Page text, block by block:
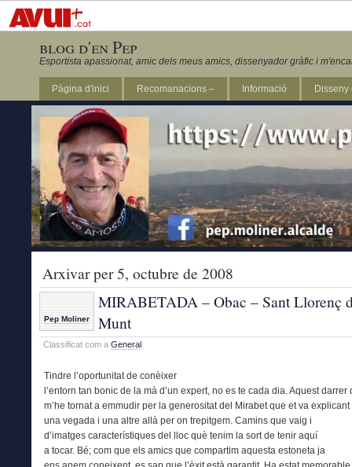
blog d'en Pep
Esportista apassionat, amic dels meus amics, dissenyador gràfic i
Pàgina d'inici Recomanacions – Informació
Revista Marathon 295
Arxivar per 5, octubre de 2008
Pep Moliner
MIRABETADA – Obac – Sant Llorenç
Munt
Classificat com a General
Tindre l’oportunitat de conèixer
l’entorn tan bonic de la mà d’un expert, no es te cada dia. Aquest darrer
m’he tornat a emmudir per la generositat del Mirabet que et va explicant
una vegada i una altre allà per on trepitgem. Camins que vaig i
d’imatges característiques del lloc què tenim la sort de tenir aquí
a tocar. Bé; com que els amics que compartim aquesta estoneta ja